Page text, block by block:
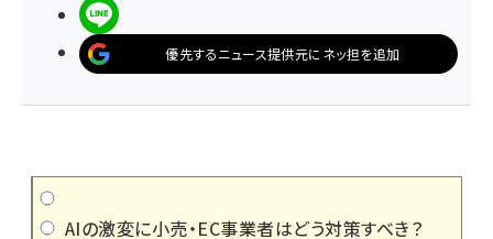
優先するニュース提供元にネッ担を追加
AIの激変に小売・EC事業者はどう対策すべき？